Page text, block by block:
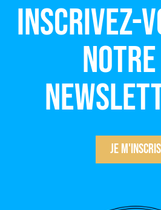
Inscrivez-
notre
Je m'inscris